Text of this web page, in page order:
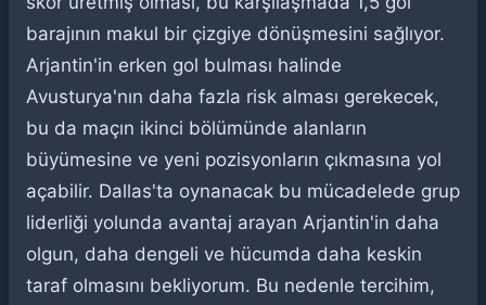
barajının makul bir çizgiye dönüşmesini sağlıyor.
Arjantin'in erken gol bulması halinde
Avusturya'nın daha fazla risk alması gerekecek,
bu da maçın ikinci bölümünde alanların
büyümesine ve yeni pozisyonların çıkmasına yol
açabilir. Dallas'ta oynanacak bu mücadelede grup
liderliği yolunda avantaj arayan Arjantin'in daha
olgun, daha dengeli ve hücumda daha keskin
taraf olmasını bekliyorum. Bu nedenle tercihim,